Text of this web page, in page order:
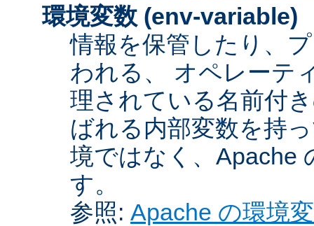
環境変数 (env-variable)
情報を保管したり、
われる、 オペレーテ
理されている名前付
ばれる内部変数を持
境ではなく、Apache
す。
参照: Apache の環境